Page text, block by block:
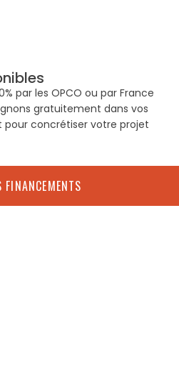
par les OPCO ou par France
gratuitement dans vos
concrétiser votre projet
FINANCEMENTS